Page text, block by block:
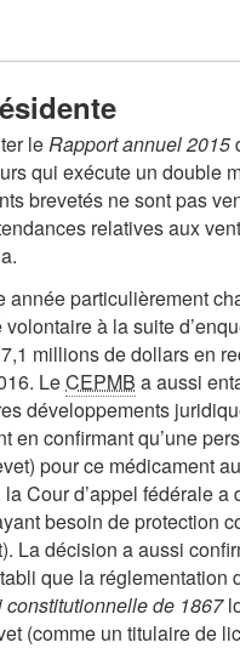
leRapport annuel 2015
qui exécute un double
brevetés ne sont pas
relatives aux
année particulièrement
à la suite
millions de dollars en
LeCEPMB a aussi
développements
en confirmant qu’une
pour ce médicament
Cour d’appel fédérale
besoin de protection
La décision a aussi
que la
constitutionnelle de 1867
(comme un titulaire de